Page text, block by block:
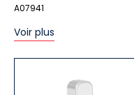
A07941
Voir plus